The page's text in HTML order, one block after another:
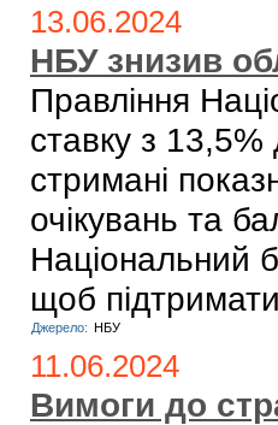
13.06.2024
НБУ знизив
Правління
ставку з
стримані
очікувань та
Національний
щоб
Джерело: НБУ
11.06.2024
Вимоги до